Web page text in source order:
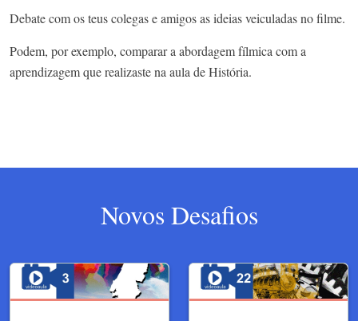
Debate com os teus colegas e amigos as ideias veiculadas no filme.
Podem, por exemplo, comparar a abordagem fílmica com a
aprendizagem que realizaste na aula de História.
Novos Desafios